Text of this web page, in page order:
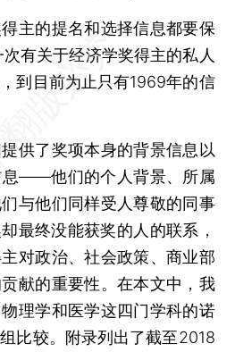
的提名和选择信息都要保
有关于经济学奖得主的私人
到目前为止只有1969年的信
了奖项本身的背景信息以
息——他们的个人背景、所属
与他们同样受人尊敬的同事
最终没能获奖的人的联系，
对政治、社会政策、商业部
献的重要性。在本文中，我
理学和医学这四门学科的诺
比较。附录列出了截至2018